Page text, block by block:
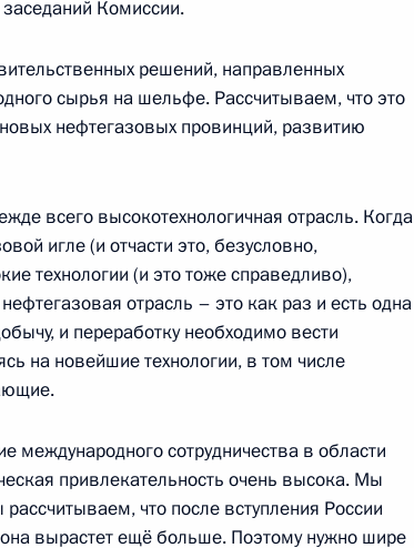
2013–2015 годы
Комиссии.
решений, направленных
сырья на шельфе. Рассчитываем, что это
нефтегазовых провинций, развитию
всего высокотехнологичная отрасль. Когда
игле (и отчасти это, безусловно,
технологии (и это тоже справедливо),
отрасль – это как раз и есть одна
и переработку необходимо вести
на новейшие технологии, в том числе
международного сотрудничества в области
привлекательность очень высока. Мы
что после вступления России
вырастет ещё больше. Поэтому нужно шире